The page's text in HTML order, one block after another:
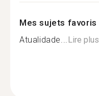
Mes sujets favoris
Atualidade...Lire plus